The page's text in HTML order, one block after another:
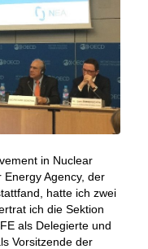
in Nuclear
Agency, der
hatte ich zwei
ich die Sektion
als Delegierte und
Vorsitzende der